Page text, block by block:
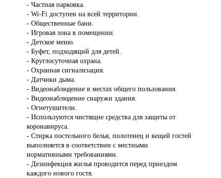
- Частная парковка.
- Wi-Fi доступен на всей территории.
- Общественные бани.
- Игровая зона в помещении.
- Детское меню.
- Буфет, подходящий для детей.
- Круглосуточная охрана.
- Охранная сигнализация.
- Датчики дыма.
- Видеонаблюдение в местах общего пользования.
- Видеонаблюдение снаружи здания.
- Огнетушители.
- Используются чистящие средства для защиты от
коронавируса.
- Стирка постельного белья, полотенец и вещей гостей
выполняется в соответствии с местными
нормативными требованиями.
- Дезинфекция жилья проводится перед приездом
каждого нового гостя.